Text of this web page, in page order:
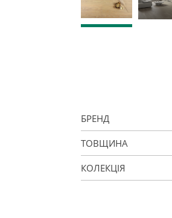
БРЕНД
ТОВЩИНА
КОЛЕКЦІЯ